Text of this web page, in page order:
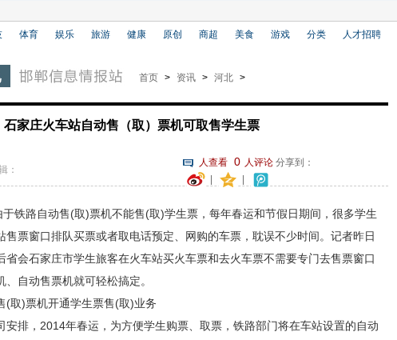
体育 娱乐 旅游 健康 原创 商超 美食 游戏 分类 人才招聘
首页 > 资讯 > 河北 >
石家庄火车站自动售（取）票机可取售学生票
人查看 0 人评论分享到：
：
于铁路自动售(取)票机不能售(取)学生票，每年春运和节假日期间，很多学生
售票窗口排队买票或者取电话预定、网购的车票，耽误不少时间。记者昨日
省会石家庄市学生旅客在火车站买火车票和去火车票不需要专门去售票窗口
自动售票机就可轻松搞定。
)票机开通学生票售(取)业务
排，2014年春运，为方便学生购票、取票，铁路部门将在车站设置的自动